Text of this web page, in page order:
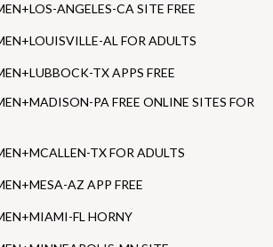
ANGELES-CA SITE FREE
AL FOR ADULTS
TX APPS FREE
PA FREE ONLINE SITES FOR
TX FOR ADULTS
AZ APP FREE
FL HORNY